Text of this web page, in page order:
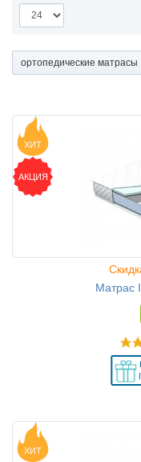
ортопедические матрасы
ХИТ
АКЦИЯ
Матрас
ХИТ